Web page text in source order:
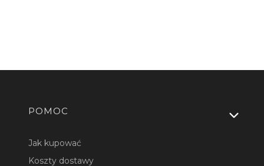
Linki w stopce
POMOC
Jak kupować
Koszty dostawy